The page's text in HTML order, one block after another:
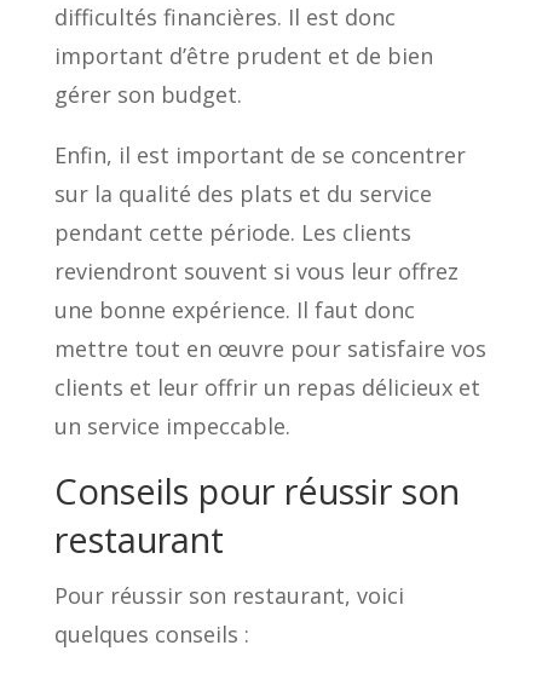
difficultés financières. Il est donc
important d’être prudent et de bien
gérer son budget.
Enfin, il est important de se concentrer
sur la qualité des plats et du service
pendant cette période. Les clients
reviendront souvent si vous leur offrez
une bonne expérience. Il faut donc
mettre tout en œuvre pour satisfaire vos
clients et leur offrir un repas délicieux et
un service impeccable.
Conseils pour réussir son
restaurant
Pour réussir son restaurant, voici
quelques conseils :